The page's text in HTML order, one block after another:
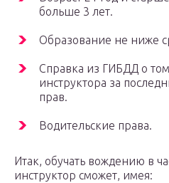
больше 3 лет.
Образование не ниже
Справка из ГИБДД о
инструктора за
прав.
Водительские права.
Итак, обучать вождению в
инструктор сможет, имея: